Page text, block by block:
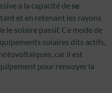
a la capacité de se
et en retenant les rayons
le solaire passif. Ce mode de
solaires dits actifs,
car il est
pour renvoyer la